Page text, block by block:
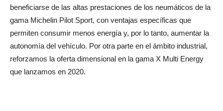
beneficiarse de las altas prestaciones de los neumáticos de la
gama Michelin Pilot Sport, con ventajas específicas que
permiten consumir menos energía y, por lo tanto, aumentar la
autonomía del vehículo. Por otra parte en el ámbito industrial,
reforzamos la oferta dimensional en la gama X Multi Energy
que lanzamos en 2020.